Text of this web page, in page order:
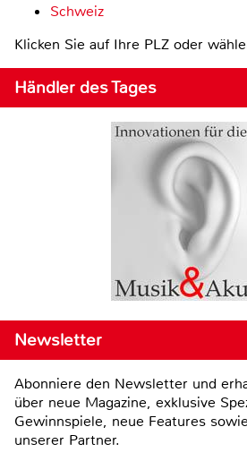
Schweiz
Klicken Sie auf Ihre PLZ oder
Händler des Tages
Newsletter
Abonniere den Newsletter und
über neue Magazine, exklusive
Gewinnspiele, neue Features
unserer Partner.